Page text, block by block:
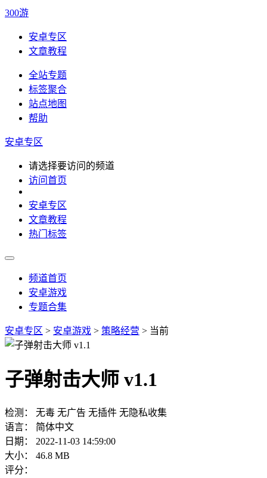
300游
安卓专区
文章教程
全站专题
标签聚合
站点地图
帮助
安卓专区
请选择要访问的频道
访问首页
安卓专区
文章教程
热门标签
频道首页
安卓游戏
专题合集
安卓专区 > 安卓游戏 > 策略经营 > 当前
子弹射击大师 v1.1
检测： 无毒 无广告 无插件 无隐私收集
语言：
简体中文
日期：
2022-11-03 14:59:00
大小：
46.8 MB
评分：